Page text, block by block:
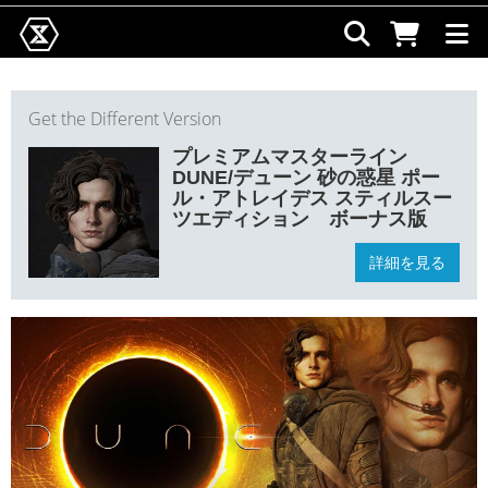
Get the Different Version
プレミアムマスターライン
DUNE/デューン 砂の惑星 ポー
ル・アトレイデス スティルスー
ツエディション ボーナス版
詳細を見る